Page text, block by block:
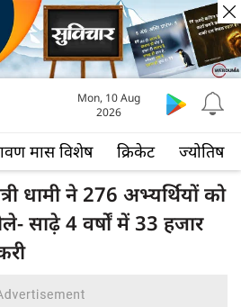
मास विशेष क्रिकेट ज्योतिष
Mon, 10 Aug
2026
धामी ने 276 अभ्यर्थियों को
साढ़े 4 वर्षों में 33 हजार